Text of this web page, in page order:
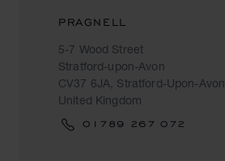
PRAGNELL
5-7 Wood Street
Stratford-upon-Avon
CV37 6JA, Stratford-Upon-Avon
United Kingdom
01789 267 072